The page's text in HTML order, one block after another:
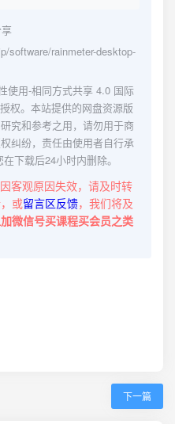
software/rainmeter-desktop-
使用-相同方式共享 4.0 国际
权。本站提供的网盘资源版
究和参考之用，请勿用于商
纠纷，责任由使用者自行承
下载后24小时内删除。
客观原因失效，请及时转
或留言区反馈，我们将及
微信号买课程买会员之类
下一篇